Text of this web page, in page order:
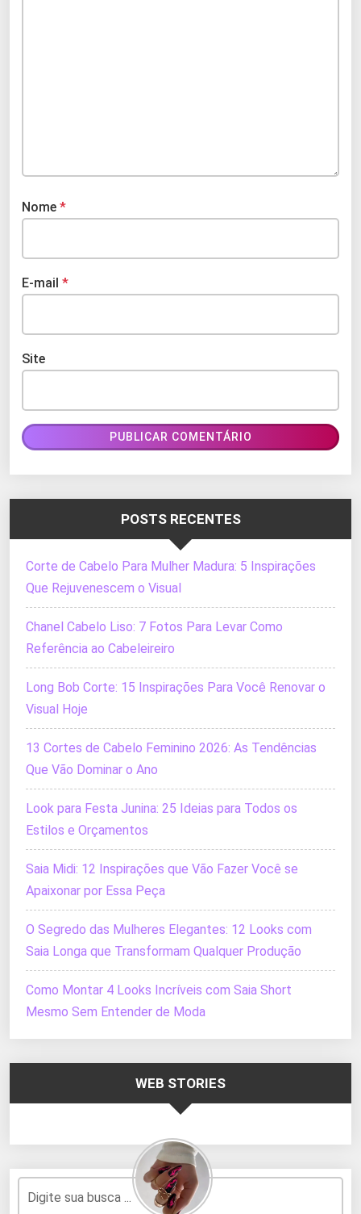
Nome *
E-mail *
Site
POSTS RECENTES
Corte de Cabelo Para Mulher Madura: 5 Inspirações
Que Rejuvenescem o Visual
Chanel Cabelo Liso: 7 Fotos Para Levar Como
Referência ao Cabeleireiro
Long Bob Corte: 15 Inspirações Para Você Renovar o
Visual Hoje
13 Cortes de Cabelo Feminino 2026: As Tendências
Que Vão Dominar o Ano
Look para Festa Junina: 25 Ideias para Todos os
Estilos e Orçamentos
Saia Midi: 12 Inspirações que Vão Fazer Você se
Apaixonar por Essa Peça
O Segredo das Mulheres Elegantes: 12 Looks com
Saia Longa que Transformam Qualquer Produção
Como Montar 4 Looks Incríveis com Saia Short
Mesmo Sem Entender de Moda
WEB STORIES